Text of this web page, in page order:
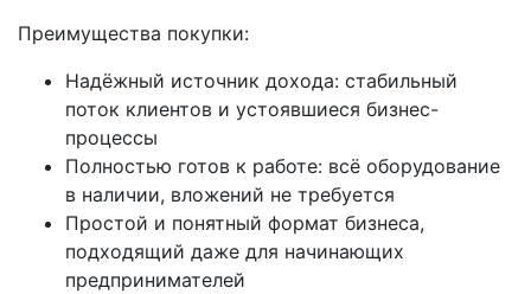
Преимущества покупки:
Надёжный источник дохода: стабильный
поток клиентов и устоявшиеся бизнес-
процессы
Полностью готов к работе: всё оборудование
в наличии, вложений не требуется
Простой и понятный формат бизнеса,
подходящий даже для начинающих
предпринимателей